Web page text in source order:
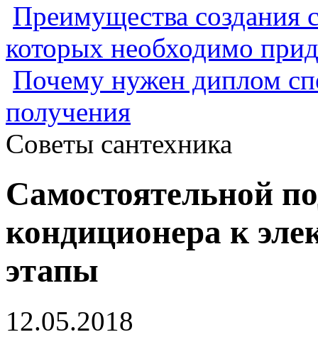
Преимущества создания
которых необходимо
Почему нужен диплом
получения
Советы сантехника
Самостоятельной
кондиционера к
этапы
12.05.2018